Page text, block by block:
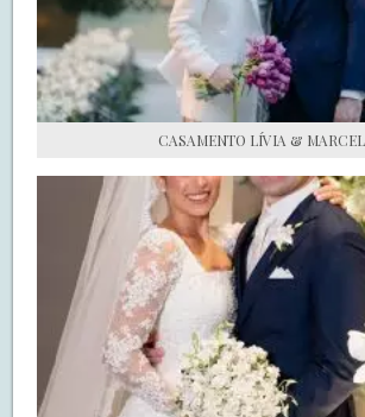
FALE COM O SAY I DO
CASAMENTO LÍVIA &